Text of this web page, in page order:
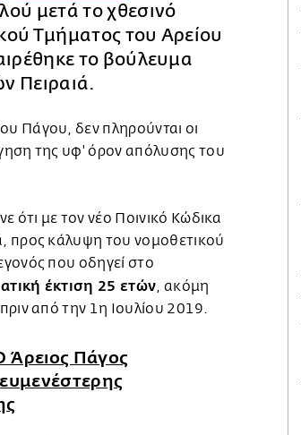
μετά το χθεσινό
Τμήματος του Αρείου
το βούλευμα
Πειραιά.
Πάγου, δεν πληρούνται οι
της υφ' όρον απόλυσης του
ότι με τον νέο Ποινικό Κώδικα
προς κάλυψη του νομοθετικού
που οδηγεί στο
έκτιση 25 ετών, ακόμη
από την 1η Ιουλίου 2019.
Άρειος Πάγος